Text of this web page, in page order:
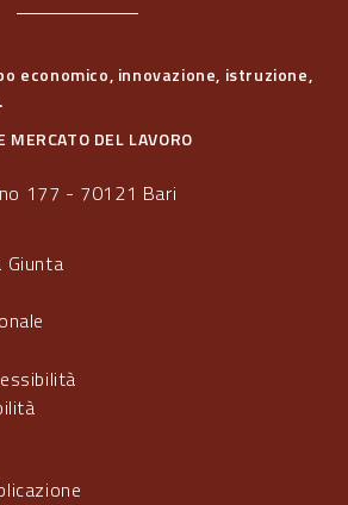
economico, innovazione, istruzione,
MERCATO DEL LAVORO
177 - 70121 Bari
Giunta